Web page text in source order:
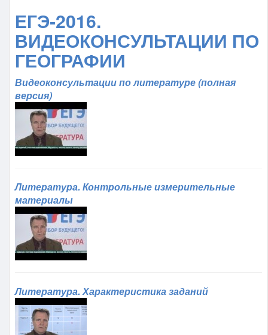
ЕГЭ-2016.
ВИДЕОКОНСУЛЬТАЦИИ ПО
ГЕОГРАФИИ
Видеоконсультации по литературе (полная
версия)
Литература. Контрольные измерительные
материалы
Литература. Характеристика заданий